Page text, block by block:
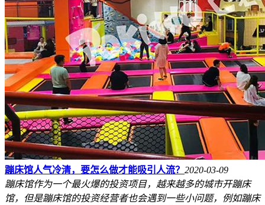
蹦床馆人气冷清，要怎么做才能吸引人流？ 2020-03-09
蹦床馆作为一个最火爆的投资项目，越来越多的城市开蹦床
馆，但是蹦床馆的投资经营者也会遇到一些小问题，例如蹦床